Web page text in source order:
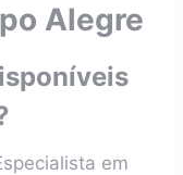
Alegre
em